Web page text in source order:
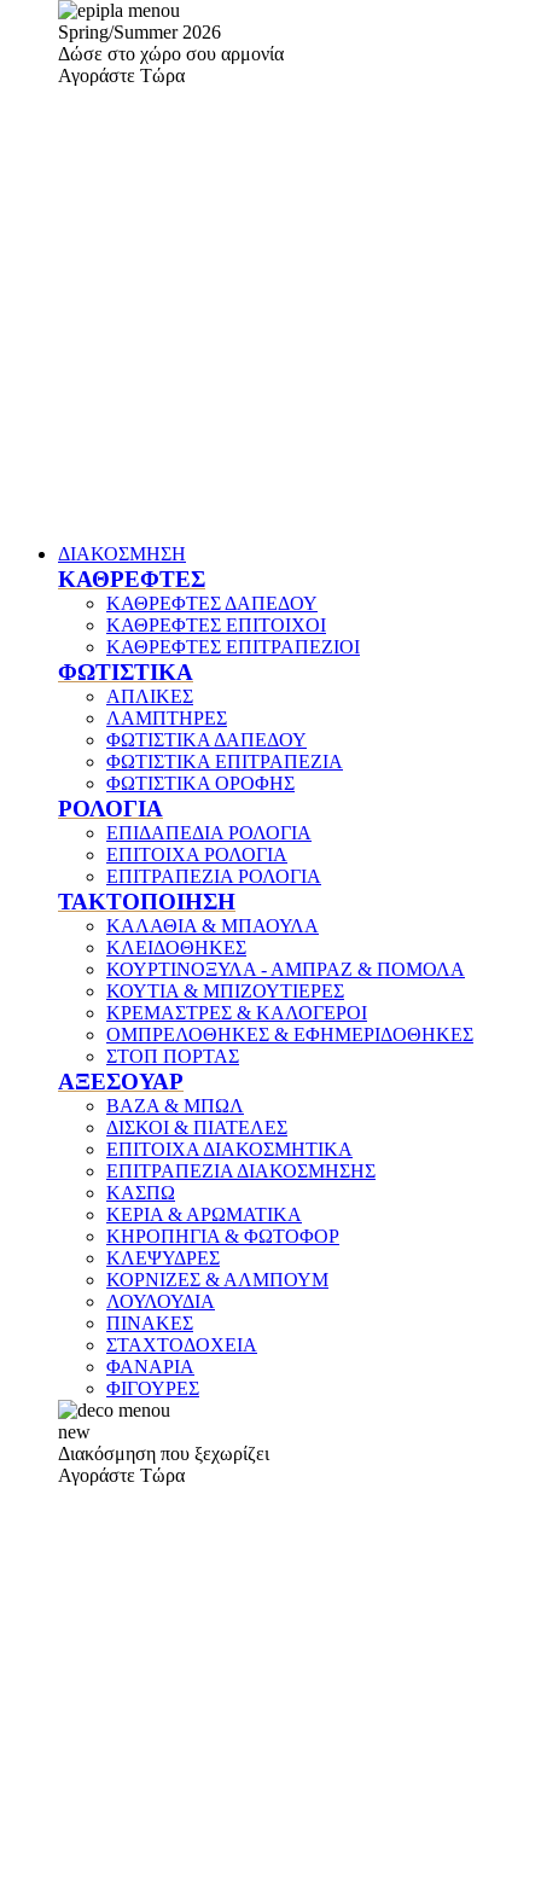
Spring/Summer 2026
Δώσε στο χώρο σου αρμονία
Αγοράστε Τώρα
ΔΙΑΚΟΣΜΗΣΗ
ΚΑΘΡΕΦΤΕΣ
ΚΑΘΡΕΦΤΕΣ ΔΑΠΕΔΟΥ
ΚΑΘΡΕΦΤΕΣ ΕΠΙΤΟΙΧΟΙ
ΚΑΘΡΕΦΤΕΣ ΕΠΙΤΡΑΠΕΖΙΟΙ
ΦΩΤΙΣΤΙΚΑ
ΑΠΛΙΚΕΣ
ΛΑΜΠΤΗΡΕΣ
ΦΩΤΙΣΤΙΚΑ ΔΑΠΕΔΟΥ
ΦΩΤΙΣΤΙΚΑ ΕΠΙΤΡΑΠΕΖΙΑ
ΦΩΤΙΣΤΙΚΑ ΟΡΟΦΗΣ
ΡΟΛΟΓΙΑ
ΕΠΙΔΑΠΕΔΙΑ ΡΟΛΟΓΙΑ
ΕΠΙΤΟΙΧΑ ΡΟΛΟΓΙΑ
ΕΠΙΤΡΑΠΕΖΙΑ ΡΟΛΟΓΙΑ
ΤΑΚΤΟΠΟΙΗΣΗ
ΚΑΛΑΘΙΑ & ΜΠΑΟΥΛΑ
ΚΛΕΙΔΟΘΗΚΕΣ
ΚΟΥΡΤΙΝΟΞΥΛΑ - ΑΜΠΡΑΖ & ΠΟΜΟΛΑ
ΚΟΥΤΙΑ & ΜΠΙΖΟΥΤΙΕΡΕΣ
ΚΡΕΜΑΣΤΡΕΣ & ΚΑΛΟΓΕΡΟΙ
ΟΜΠΡΕΛΟΘΗΚΕΣ & ΕΦΗΜΕΡΙΔΟΘΗΚΕΣ
ΣΤΟΠ ΠΟΡΤΑΣ
ΑΞΕΣΟΥΑΡ
ΒΑΖΑ & ΜΠΩΛ
ΔΙΣΚΟΙ & ΠΙΑΤΕΛΕΣ
ΕΠΙΤΟΙΧΑ ΔΙΑΚΟΣΜΗΤΙΚΑ
ΕΠΙΤΡΑΠΕΖΙΑ ΔΙΑΚΟΣΜΗΣΗΣ
ΚΑΣΠΩ
ΚΕΡΙΑ & ΑΡΩΜΑΤΙΚΑ
ΚΗΡΟΠΗΓΙΑ & ΦΩΤΟΦΟΡ
ΚΛΕΨΥΔΡΕΣ
ΚΟΡΝΙΖΕΣ & ΑΛΜΠΟΥΜ
ΛΟΥΛΟΥΔΙΑ
ΠΙΝΑΚΕΣ
ΣΤΑΧΤΟΔΟΧΕΙΑ
ΦΑΝΑΡΙΑ
ΦΙΓΟΥΡΕΣ
new
Διακόσμηση που ξεχωρίζει
Αγοράστε Τώρα